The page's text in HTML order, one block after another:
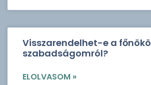
Visszarendelhet-e a
szabadságomról?
ELOLVASOM »